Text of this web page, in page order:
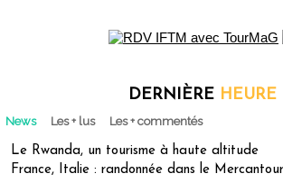
DERNIÈRE HEURE
News Les + lus Les + commentés
Le Rwanda, un tourisme à haute altitude
France, Italie : randonnée dans le